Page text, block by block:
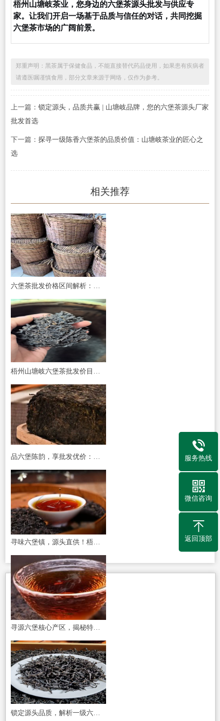
梧州山塘岐茶业，您身边的六堡茶源头批发与供应专
家。让我们开启一场基于品质与信任的对话，共同挖掘
六堡茶市场的广阔前景。
郑重声明：黑茶属于保健食品，不能直接替代药品使用，如果患有疾病者
请遵医嘱谨慎食用，部分文章来源于网络，仅作为参考。
上一篇： 锁定源头，品质共赢 | 山塘岐品牌，您的六堡茶源头厂家
批发首选
下一篇： 探寻一级陈香六堡茶的品质价值：山塘岐茶业的匠心之
选
相关推荐
六堡茶批发价格区间解析：为何山塘岐六堡茶成为市场优选？
梧州山塘岐六堡茶批发价目表：一份来自原产地的真诚清单
品六堡陈韵，享批发优价：山塘岐茶业，您的信赖之选
寻味六堡镇，源头直供！梧州山塘岐六堡茶整箱批发价，老茶农的诚意之选
寻源六堡核心产区，揭秘特级六堡茶的非凡价值与批发优选
锁定源头品质，解析一级六堡茶的性价比之选与批发之道
服务热线
微信咨询
返回顶部